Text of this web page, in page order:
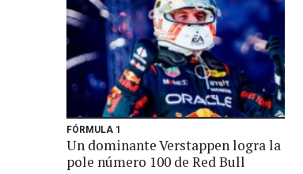
FÓRMULA 1
Un dominante Verstappen logra la
pole número 100 de Red Bull